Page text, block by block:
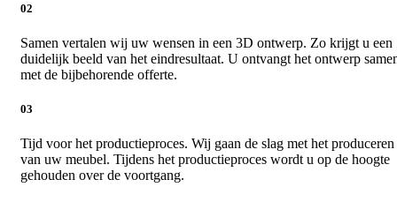
02
Samen vertalen wij uw wensen in een 3D ontwerp. Zo krijgt u een
duidelijk beeld van het eindresultaat. U ontvangt het ontwerp
met de bijbehorende offerte.
03
Tijd voor het productieproces. Wij gaan de slag met het produceren
van uw meubel. Tijdens het productieproces wordt u op de hoogte
gehouden over de voortgang.